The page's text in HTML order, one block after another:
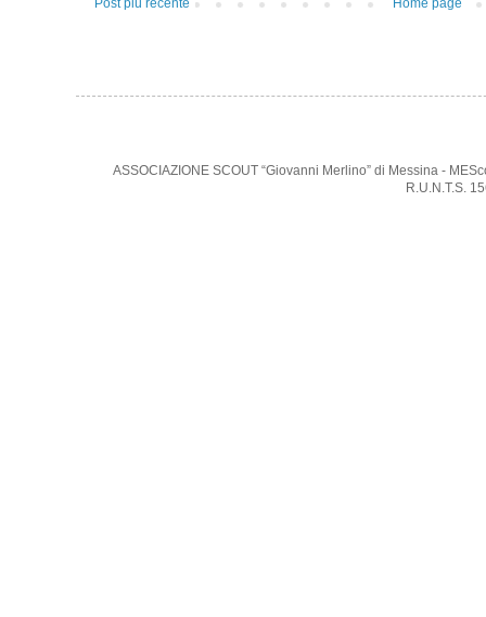
ASSOCIAZIONE SCOUT “Giovanni Merlino” di Messina -
R.U.N.T.S.